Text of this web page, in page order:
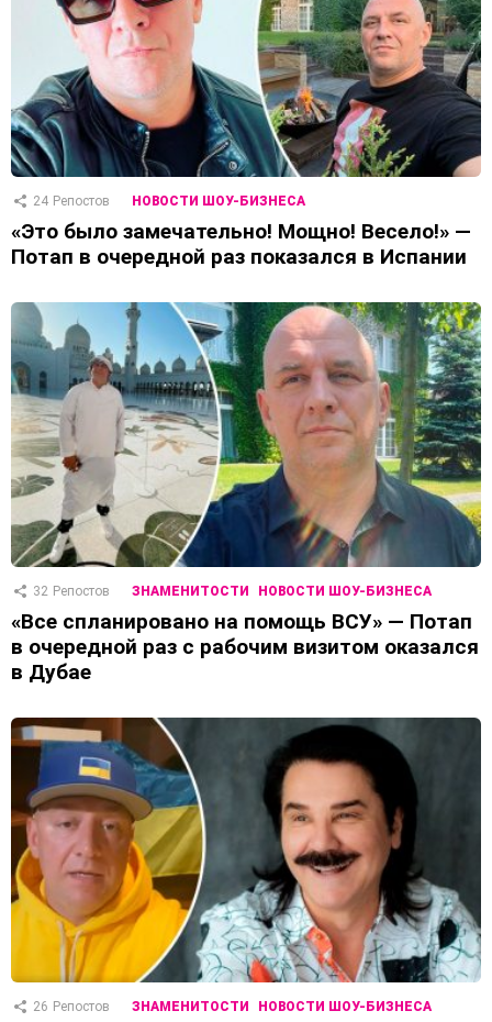
24 Репостов НОВОСТИ ШОУ-БИЗНЕСА
«Это было замечательно! Мощно! Весело!» —
Потап в очередной раз показался в Испании
32 Репостов ЗНАМЕНИТОСТИ НОВОСТИ ШОУ-БИЗНЕСА
«Все спланировано на помощь ВСУ» — Потап
в очередной раз с рабочим визитом оказался
в Дубае
26 Репостов ЗНАМЕНИТОСТИ НОВОСТИ ШОУ-БИЗНЕСА